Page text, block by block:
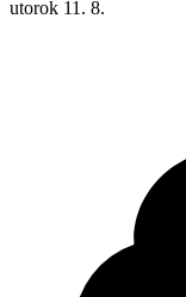
utorok 11. 8.